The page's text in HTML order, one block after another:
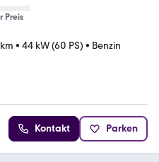
Preis
• 44 kW (60 PS) • Benzin
Kontakt Parken